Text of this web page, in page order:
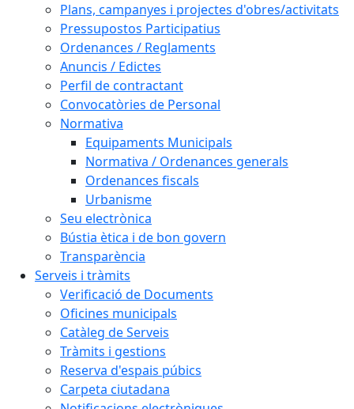
Plans, campanyes i projectes d'obres/activitats
Pressupostos Participatius
Ordenances / Reglaments
Anuncis / Edictes
Perfil de contractant
Convocatòries de Personal
Normativa
Equipaments Municipals
Normativa / Ordenances generals
Ordenances fiscals
Urbanisme
Seu electrònica
Bústia ètica i de bon govern
Transparència
Serveis i tràmits
Verificació de Documents
Oficines municipals
Catàleg de Serveis
Tràmits i gestions
Reserva d'espais púbics
Carpeta ciutadana